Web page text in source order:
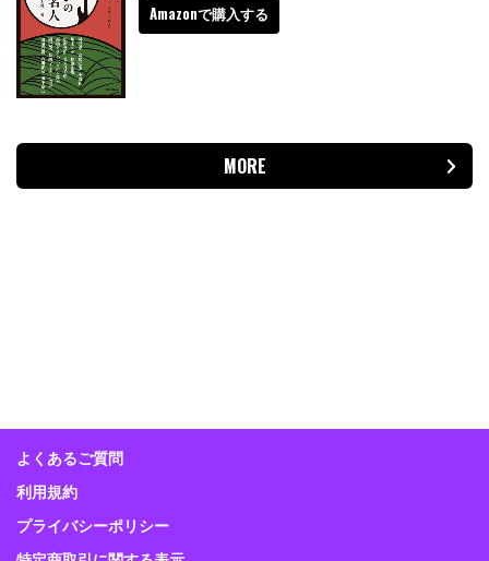
Amazonで購入する
MORE
よくあるご質問
利用規約
プライバシーポリシー